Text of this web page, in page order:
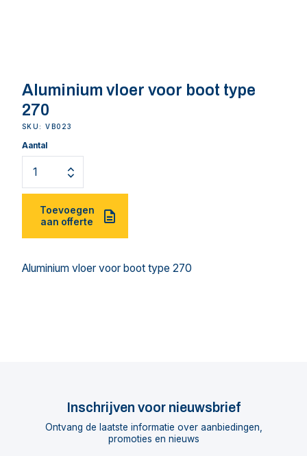
Aluminium vloer voor boot type
270
SKU: VB023
Aantal
Toevoegen
aan offerte
Aluminium vloer voor boot type 270
Inschrijven voor nieuwsbrief
Ontvang de laatste informatie over aanbiedingen,
promoties en nieuws